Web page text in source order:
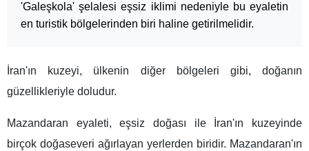
'Galeşkola' şelalesi eşsiz iklimi nedeniyle bu eyaletin
en turistik bölgelerinden biri haline getirilmelidir.
İran'ın kuzeyi, ülkenin diğer bölgeleri gibi, doğanın
güzellikleriyle doludur.
Mazandaran eyaleti, eşsiz doğası ile İran'ın kuzeyinde
birçok doğaseveri ağırlayan yerlerden biridir. Mazandaran'ın